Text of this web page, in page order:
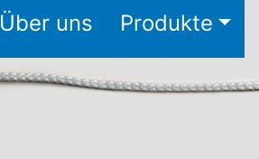
Über uns Produkte